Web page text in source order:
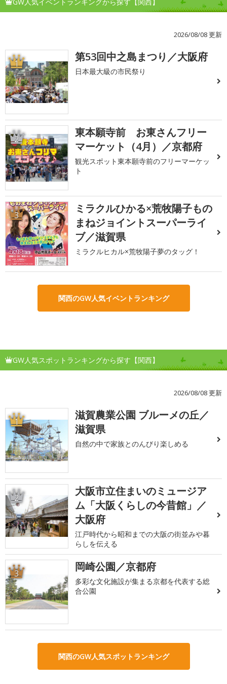
2026/08/08 更新
1 第53回中之島まつり／大阪府
日本最大級の市民祭り
2
東本願寺前 お東さんフリー
マーケット（4月）／京都府
観光スポット東本願寺前のフリーマーケッ
ト
3
ミラクルひかる×荒牧陽子もの
まねジョイントスーパーライ
ブ／滋賀県
ミラクルヒカル×荒牧陽子夢のタッグ！
関西のGW人気イベントランキング
GW人気スポットランキングから探す【関西】
2026/08/08 更新
1
滋賀農業公園 ブルーメの丘／
滋賀県
自然の中で家族とのんびり楽しめる
2
大阪市立住まいのミュージア
ム「大阪くらしの今昔館」／
大阪府
江戸時代から昭和までの大阪の街並みや暮
らしを伝える
3 岡崎公園／京都府
多彩な文化施設が集まる京都を代表する総
合公園
関西のGW人気スポットランキング